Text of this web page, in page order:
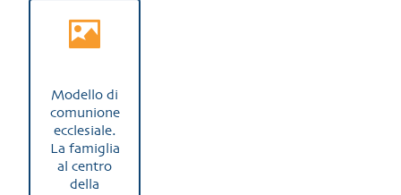
Modello di
comunione
ecclesiale.
La famiglia
al centro
della